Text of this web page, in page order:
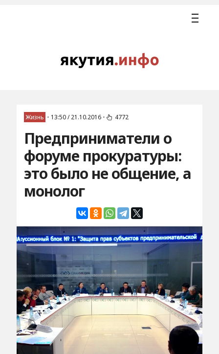
Жизнь • 13:50 / 21.10.2016 • 4772
Предприниматели о
форуме прокуратуры:
это было не общение, а
монолог